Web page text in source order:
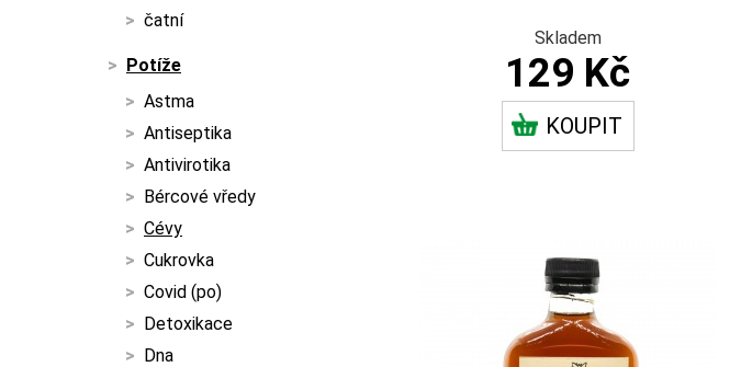
čatní
Potíže
Astma
Antiseptika
Antivirotika
Bércové vředy
Cévy
Cukrovka
Covid (po)
Detoxikace
Dna
Skladem
129 Kč
KOUPIT